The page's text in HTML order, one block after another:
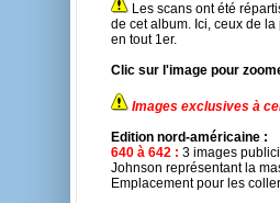
Les scans ont été
de cet album. Ici, ceux de
en tout 1er.
Clic sur l'image pour
Images exclusives à
Edition nord-américaine :
640 à 642 : 3 images
Johnson représentant la
Emplacement pour les